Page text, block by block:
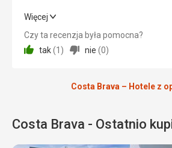
Wyżywienie
własny, ale wszędzie pełno restauracji
gastronomicznych, więc znowu super
Zakwaterowanie
Ta recenzja została automatycznie
pomocą Google Translate
hotel jest naprawdę ładny i stylowy,
jest tuż obok hotelu
Zakwaterowanie
Więcej
Czy ta recenzja była pomocna?
tak(1 ) nie (0)
Costa Brava – Hotele z
Costa Brava - Ostatnio